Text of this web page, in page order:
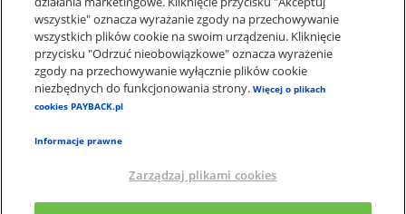
również zakup atrakcyjnego prezentu w postaci karty
podarunkowej, w tym również w wersji wirtualnej.
wszystkie" oznacza wyrażanie zgody na przechowywanie
wszystkich plików cookie na swoim urządzeniu. Kliknięcie
przycisku "Odrzuć nieobowiązkowe" oznacza wyrażenie
zgody na przechowywanie wyłącznie plików cookie
niezbędnych do funkcjonowania strony.Więcej o plikach
cookies PAYBACK.pl
Informacje prawne
Zarządzaj plikami cookies
×